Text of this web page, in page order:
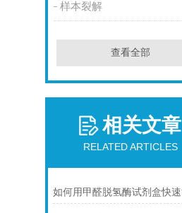
样本裂解
查看全部
相关文章
RELATED ARTICLES